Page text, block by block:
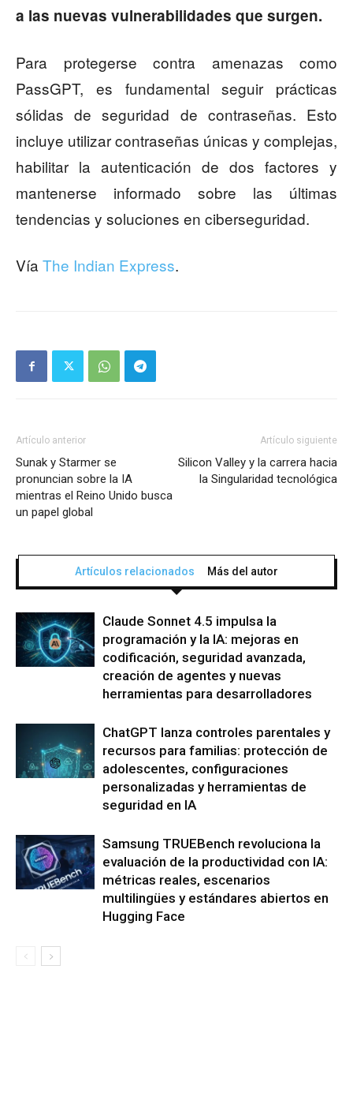
a las nuevas vulnerabilidades que surgen.
Para protegerse contra amenazas como
PassGPT, es fundamental seguir prácticas
sólidas de seguridad de contraseñas. Esto
incluye utilizar contraseñas únicas y complejas,
habilitar la autenticación de dos factores y
mantenerse informado sobre las últimas
tendencias y soluciones en ciberseguridad.
Vía The Indian Express.
Artículo anterior
Sunak y Starmer se
pronuncian sobre la IA
mientras el Reino Unido busca
un papel global
Artículo siguiente
Silicon Valley y la carrera hacia
la Singularidad tecnológica
Artículos relacionados Más del autor
Claude Sonnet 4.5 impulsa la
programación y la IA: mejoras en
codificación, seguridad avanzada,
creación de agentes y nuevas
herramientas para desarrolladores
ChatGPT lanza controles parentales y
recursos para familias: protección de
adolescentes, configuraciones
personalizadas y herramientas de
seguridad en IA
Samsung TRUEBench revoluciona la
evaluación de la productividad con IA:
métricas reales, escenarios
multilingües y estándares abiertos en
Hugging Face